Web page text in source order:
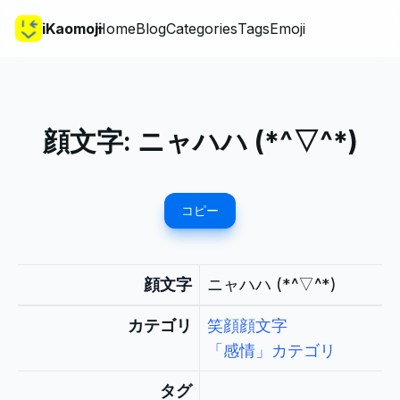
iKaomojiHomeBlogCategoriesTagsEmoji
顔文字: ニャハハ (*^▽^*)
コピー
顔文字 ニャハハ (*^▽^*)
カテゴリ
笑顔顔文字
「感情」カテゴリ
タグ